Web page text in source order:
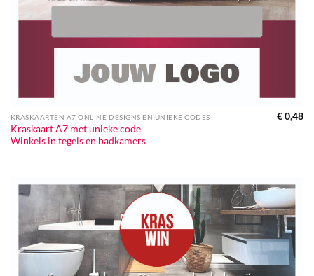
KRASKAARTEN A7 ONLINE DESIGNS EN UNIEKE CODES
Kraskaart A7 met unieke code
Winkels in tegels en badkamers
€0,48